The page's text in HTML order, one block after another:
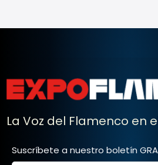
La Voz del Flamenco en
Suscríbete a nuestro boletín